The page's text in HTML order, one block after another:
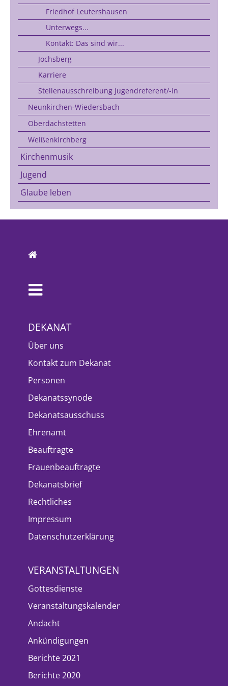
Friedhof Leutershausen
Unterwegs...
Kontakt: Das sind wir...
Jochsberg
Karriere
Stellenausschreibung Jugendreferent/-in
Neunkirchen-Wiedersbach
Oberdachstetten
Weißenkirchberg
Kirchenmusik
Jugend
Glaube leben
DEKANAT
Über uns
Kontakt zum Dekanat
Personen
Dekanatssynode
Dekanatsausschuss
Ehrenamt
Beauftragte
Frauenbeauftragte
Dekanatsbrief
Rechtliches
Impressum
Datenschutzerklärung
VERANSTALTUNGEN
Gottesdienste
Veranstaltungskalender
Andacht
Ankündigungen
Berichte 2021
Berichte 2020